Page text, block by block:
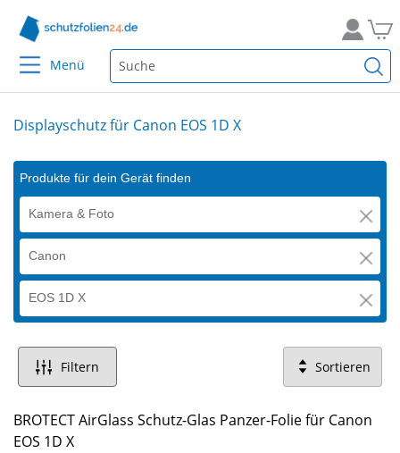
Menü
Displayschutz für Canon EOS 1D X
Produkte für dein Gerät finden
Kamera & Foto
Canon
EOS 1D X
Filtern Sortieren
BROTECT AirGlass Schutz-Glas Panzer-Folie für Canon
EOS 1D X